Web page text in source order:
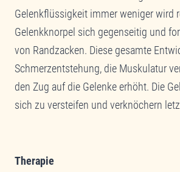
Gelenkflüssigkeit immer weniger wird
Gelenkknorpel sich gegenseitig und
von Randzacken. Diese gesamte
Schmerzentstehung, die Muskulatur
den Zug auf die Gelenke erhöht. Die
sich zu versteifen und verknöchern
Therapie